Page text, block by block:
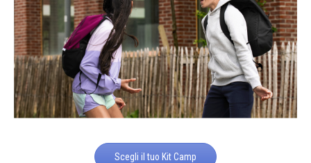
Scegli il tuo Kit Camp